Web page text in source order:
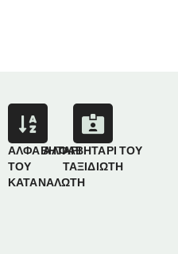
ΑΛΦΑΒΗΤΑΡΙ
ΤΟΥ
ΚΑΤΑΝΑΛΩΤΗ
ΑΛΦΑΒΗΤΑΡΙ ΤΟΥ
ΤΑΞΙΔΙΩΤΗ